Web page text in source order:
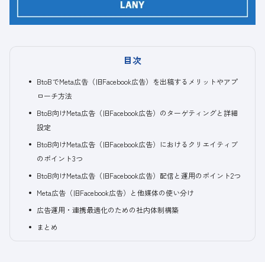
目次
BtoBでMeta広告（旧Facebook広告）を出稿するメリットやアプ
ローチ方法
BtoB向けMeta広告（旧Facebook広告）のターゲティングと詳細
設定
BtoB向けMeta広告（旧Facebook広告）におけるクリエイティブ
のポイント3つ
BtoB向けMeta広告（旧Facebook広告）配信と運用のポイント2つ
Meta広告（旧Facebook広告）と他媒体の使い分け
広告運用・連携最適化のための社内体制構築
まとめ